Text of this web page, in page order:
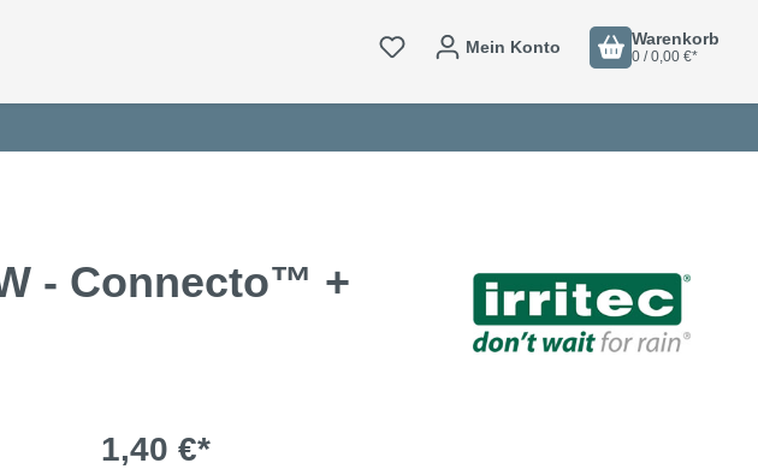
Mein Konto Warenkorb
0 / 0,00 €*
- Connecto™ +
1,40 €*